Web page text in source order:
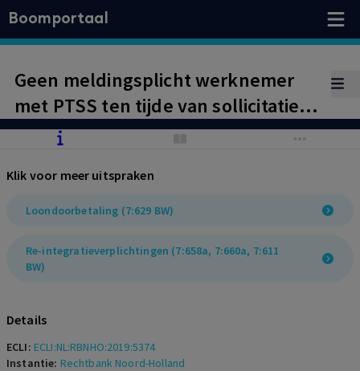
Boomportaal
Geen meldingsplicht werknemer
met PTSS ten tijde van sollicitatie,
maar wel waarschuwingsplicht
loonstop. Loonstop onrechtmatig
toegepast.
Klik voor meer uitspraken
Loondoorbetaling (7:629 BW)
Re-integratieverplichtingen (7:658a, 7:660a, 7:611
BW)
Details
ECLI: ECLI:NL:RBNHO:2019:5374
Instantie: Rechtbank Noord-Holland